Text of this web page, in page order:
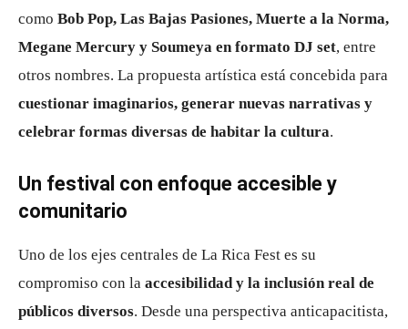
como Bob Pop, Las Bajas Pasiones, Muerte a la Norma,
Megane Mercury y Soumeya en formato DJ set, entre
otros nombres. La propuesta artística está concebida para
cuestionar imaginarios, generar nuevas narrativas y
celebrar formas diversas de habitar la cultura.
Un festival con enfoque accesible y
comunitario
Uno de los ejes centrales de La Rica Fest es su
compromiso con la accesibilidad y la inclusión real de
públicos diversos. Desde una perspectiva anticapacitista,